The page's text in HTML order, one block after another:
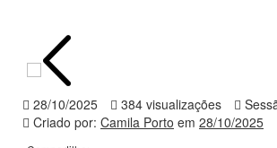
28/10/2025 384 visualizações
Criado por: Camila Porto em 28/10/2025